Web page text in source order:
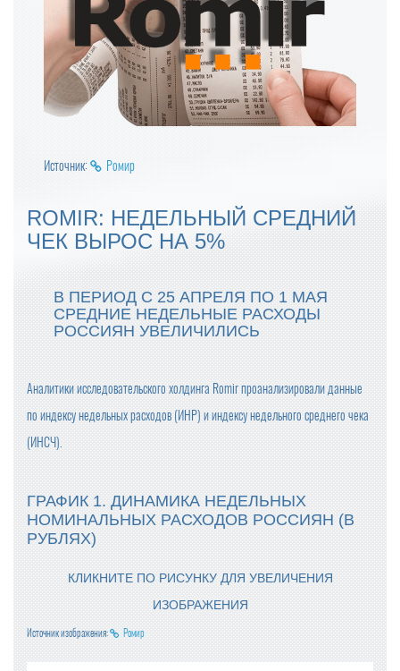
Источник: Ромир
ROMIR: НЕДЕЛЬНЫЙ СРЕДНИЙ
ЧЕК ВЫРОС НА 5%
В ПЕРИОД С 25 АПРЕЛЯ ПО 1 МАЯ
СРЕДНИЕ НЕДЕЛЬНЫЕ РАСХОДЫ
РОССИЯН УВЕЛИЧИЛИСЬ
Аналитики исследовательского холдинга Romir проанализировали данные
по индексу недельных расходов (ИНР) и индексу недельного среднего чека
(ИНСЧ).
ГРАФИК 1. ДИНАМИКА НЕДЕЛЬНЫХ
НОМИНАЛЬНЫХ РАСХОДОВ РОССИЯН (В
РУБЛЯХ)
КЛИКНИТЕ ПО РИСУНКУ ДЛЯ УВЕЛИЧЕНИЯ
ИЗОБРАЖЕНИЯ
Источник изображения: Ромир